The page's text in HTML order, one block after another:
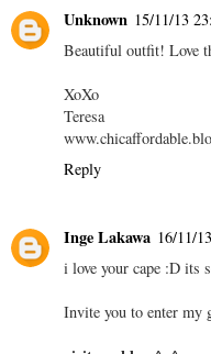
Unknown 15/11/13
Beautiful outfit! Love
XoXo
Teresa
Reply
Inge Lakawa 16/11/
i love your cape :D its
Invite you to enter my